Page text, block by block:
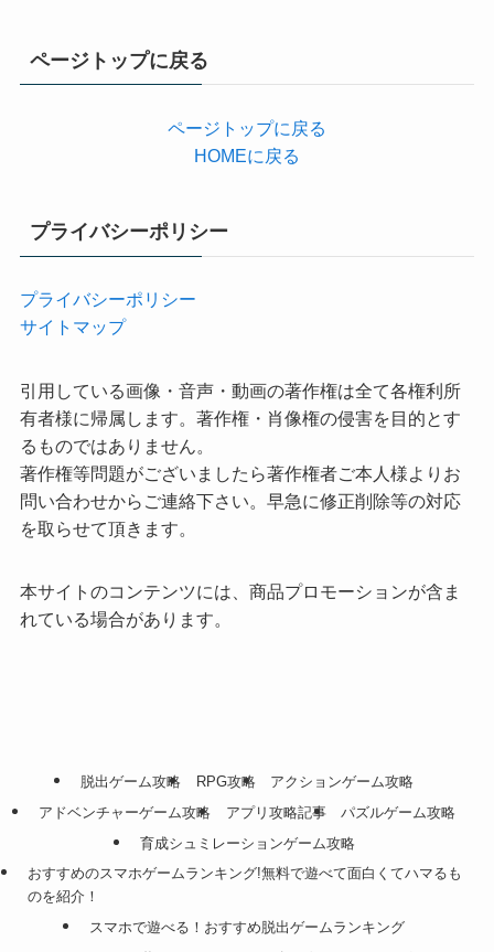
ページトップに戻る
ページトップに戻る
HOMEに戻る
プライバシーポリシー
プライバシーポリシー
サイトマップ
引用している画像・音声・動画の著作権は全て各権利所
有者様に帰属します。著作権・肖像権の侵害を目的とす
るものではありません。
著作権等問題がございましたら著作権者ご本人様よりお
問い合わせからご連絡下さい。早急に修正削除等の対応
を取らせて頂きます。
本サイトのコンテンツには、商品プロモーションが含ま
れている場合があります。
脱出ゲーム攻略 RPG攻略
アクションゲーム攻略
アドベンチャーゲーム攻略
アプリ攻略記事
パズルゲーム攻略
育成シュミレーションゲーム攻略
おすすめのスマホゲームランキング!無料で遊べて面白くてハマるも
のを紹介！
スマホで遊べる！おすすめ脱出ゲームランキング